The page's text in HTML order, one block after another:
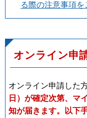
る際の注意事項を
オンライン申
オンライン申請した
日）が確定次第、マ
知が届きます。
以下